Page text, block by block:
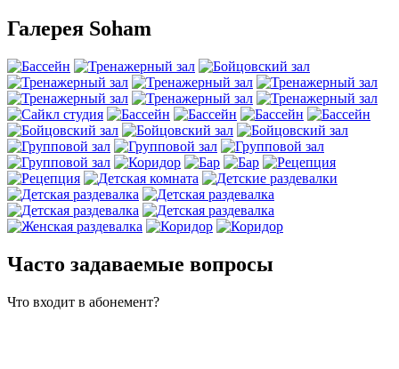
Галерея Soham
Часто задаваемые вопросы
Что входит в абонемент?